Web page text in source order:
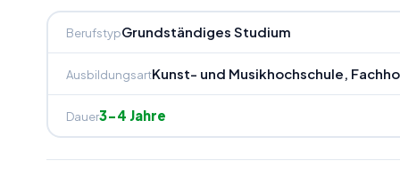
BerufstypGrundständiges Studium
AusbildungsartKunst- und Musikhochschule,
Dauer3-4 Jahre